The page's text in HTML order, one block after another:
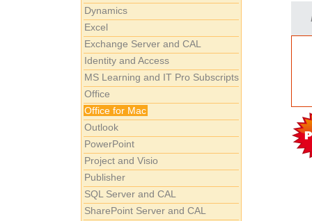
Dynamics
Excel
Exchange Server and CAL
Identity and Access
MS Learning and IT Pro Subscripts
Office
Office for Mac
Outlook
PowerPoint
Project and Visio
Publisher
SQL Server and CAL
SharePoint Server and CAL